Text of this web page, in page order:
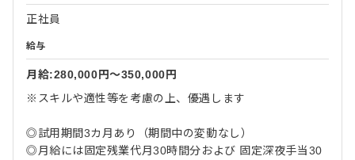
正社員
給与
月給:280,000円〜350,000円
※スキルや適性等を考慮の上、優遇します
◎試用期間3カ月あり（期間中の変動なし）
◎月給には固定残業代月30時間分および 固定深夜手当30